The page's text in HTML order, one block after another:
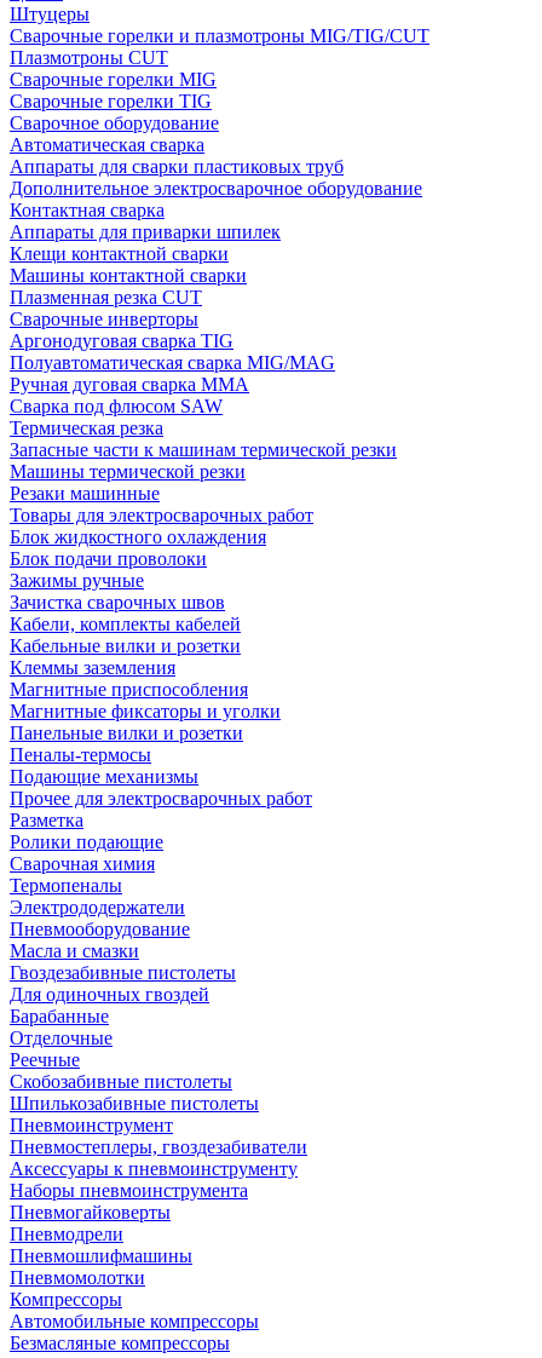
Штуцеры
Сварочные горелки и плазмотроны MIG/TIG/CUT
Плазмотроны CUT
Сварочные горелки MIG
Сварочные горелки TIG
Сварочное оборудование
Автоматическая сварка
Аппараты для сварки пластиковых труб
Дополнительное электросварочное оборудование
Контактная сварка
Аппараты для приварки шпилек
Клещи контактной сварки
Машины контактной сварки
Плазменная резка CUT
Сварочные инверторы
Аргонодуговая сварка TIG
Полуавтоматическая сварка MIG/MAG
Ручная дуговая сварка MMA
Сварка под флюсом SAW
Термическая резка
Запасные части к машинам термической резки
Машины термической резки
Резаки машинные
Товары для электросварочных работ
Блок жидкостного охлаждения
Блок подачи проволоки
Зажимы ручные
Зачистка сварочных швов
Кабели, комплекты кабелей
Кабельные вилки и розетки
Клеммы заземления
Магнитные приспособления
Магнитные фиксаторы и уголки
Панельные вилки и розетки
Пеналы-термосы
Подающие механизмы
Прочее для электросварочных работ
Разметка
Ролики подающие
Сварочная химия
Термопеналы
Электрододержатели
Пневмооборудование
Масла и смазки
Гвоздезабивные пистолеты
Для одиночных гвоздей
Барабанные
Отделочные
Реечные
Скобозабивные пистолеты
Шпилькозабивные пистолеты
Пневмоинструмент
Пневмостеплеры, гвоздезабиватели
Аксессуары к пневмоинструменту
Наборы пневмоинструмента
Пневмогайковерты
Пневмодрели
Пневмошлифмашины
Пневмомолотки
Компрессоры
Автомобильные компрессоры
Безмасляные компрессоры